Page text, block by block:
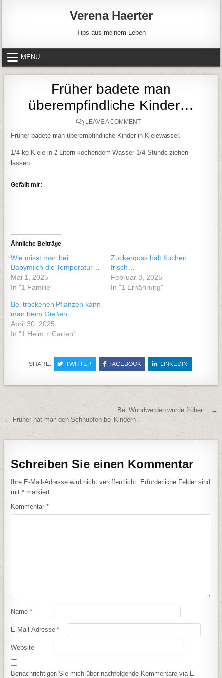
Verena Haerter
Tips aus meinem Leben
MENU
Früher badete man
überempfindliche Kinder…
LEAVE A COMMENTON FRÜHER BADETE MAN
Früher badete man überempfindliche Kinder in Kleiewasser.
1/4 kg Kleie in 2 Litern kochendem Wasser 1/4 Stunde ziehen
lassen.
Gefällt mir:
Ähnliche Beiträge
Wie misst man bei
Babymilch die Temperatur…
Mai 1, 2025
In "1 Familie"
Zuckerguss hält Kuchen
frisch…
Februar 3, 2025
In "1 Ernährung"
Bei trockenen Pflanzen kann
man beim Gießen…
April 30, 2025
In "1 Heim + Garten"
SHARE: TWITTER FACEBOOK LINKEDIN
BeitragsnavigationBei Wundwerden wurde früher… →
← Früher hat man den Schnupfen bei Kindern…
Schreiben Sie einen Kommentar
Ihre E-Mail-Adresse wird nicht veröffentlicht.
Erforderliche Felder sind
mit* markiert
Kommentar*
Name*
E-Mail-Adresse*
Website
Benachrichtigen Sie mich über nachfolgende Kommentare via E-